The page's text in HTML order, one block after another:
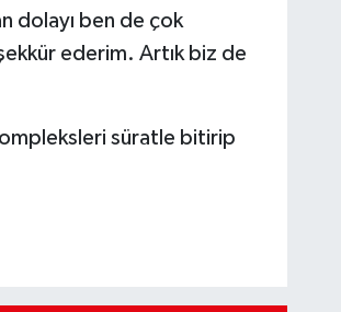
dolayı ben de çok
ederim. Artık biz de
süratle bitirip